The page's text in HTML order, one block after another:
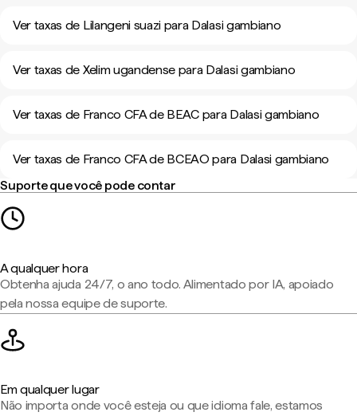
Ver taxas de Lilangeni suazi para Dalasi gambiano
Ver taxas de Xelim ugandense para Dalasi gambiano
Ver taxas de Franco CFA de BEAC para Dalasi gambiano
Ver taxas de Franco CFA de BCEAO para Dalasi gambiano
Suporte que você pode contar
A qualquer hora
Obtenha ajuda 24/7, o ano todo. Alimentado por IA, apoiado
pela nossa equipe de suporte.
Em qualquer lugar
Não importa onde você esteja ou que idioma fale, estamos